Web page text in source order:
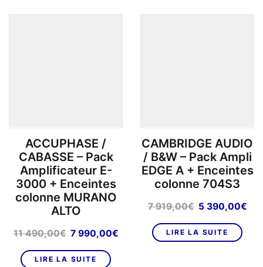
ACCUPHASE /
CABASSE – Pack
Amplificateur E-
3000 + Enceintes
colonne MURANO
ALTO
11 490,00€ Le
initial
7 990,00€Le
LIRE LA SUITE
CAMBRIDGE AUDIO
/ B&W – Pack Ampli
EDGE A + Enceintes
colonne 704S3
7 919,00€ Le
initial
était :
5 390,00€Le
LIRE LA SUITE